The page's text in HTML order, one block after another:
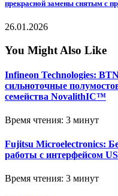
прекрасной замены снятым с
26.01.2026
You Might Also Like
Infineon Technologies:
сильноточные
семейства NovalithIC™
Время чтения: 3 минут
Fujitsu Microelectronics:
работы с интерфейсом
Время чтения: 3 минут